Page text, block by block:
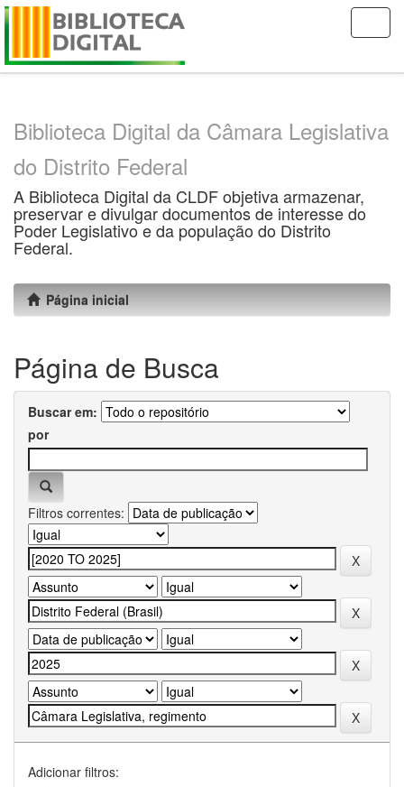
Skip
Biblioteca Digital da Câmara Legislativa
do Distrito Federal
A Biblioteca Digital da CLDF objetiva armazenar,
preservar e divulgar documentos de interesse do
Poder Legislativo e da população do Distrito
Federal.
Página inicial
Página de Busca
Buscar em:
por
Filtros correntes:
Adicionar filtros: